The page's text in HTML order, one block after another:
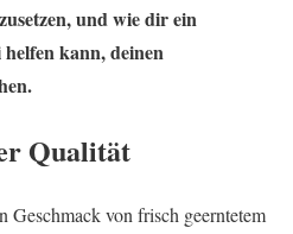
und wie dir ein
helfen kann, deinen
Qualität
Geschmack von frisch geerntetem